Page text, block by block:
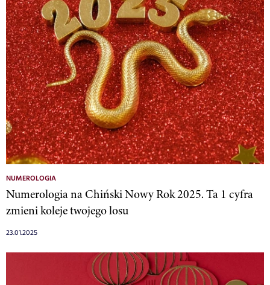
NUMEROLOGIA
Numerologia na Chiński Nowy Rok 2025. Ta 1 cyfra
zmieni koleje twojego losu
23.01.2025